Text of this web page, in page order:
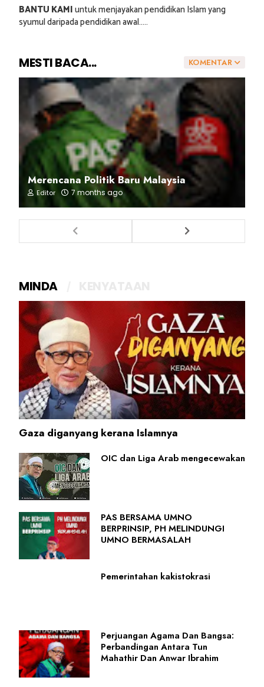
BANTU KAMIuntuk menjayakan pendidikan Islam yang
syumul daripada pendidikan awal.....
KOMENTAR
MESTI BACA...
Merencana Politik Baru Malaysia
Editor 7 months ago
MINDA
Gaza diganyang kerana Islamnya
OIC dan Liga Arab mengecewakan
PAS BERSAMA UMNO
BERPRINSIP, PH MELINDUNGI
UMNO BERMASALAH
Pemerintahan kakistokrasi
Perjuangan Agama Dan Bangsa:
Perbandingan Antara Tun
Mahathir Dan Anwar Ibrahim